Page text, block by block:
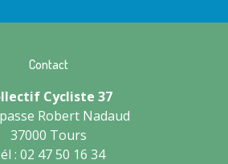
Contact
Cycliste 37
Robert Nadaud
37000 Tours
: 02 47 50 16 34